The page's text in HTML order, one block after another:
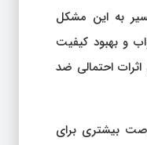
به این مشکل
و بهبود کیفیت
احتمالی ضد
بیشتری برای